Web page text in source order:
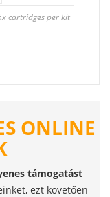
cartridges per kit
ONLINE
támogatást
ezt követően